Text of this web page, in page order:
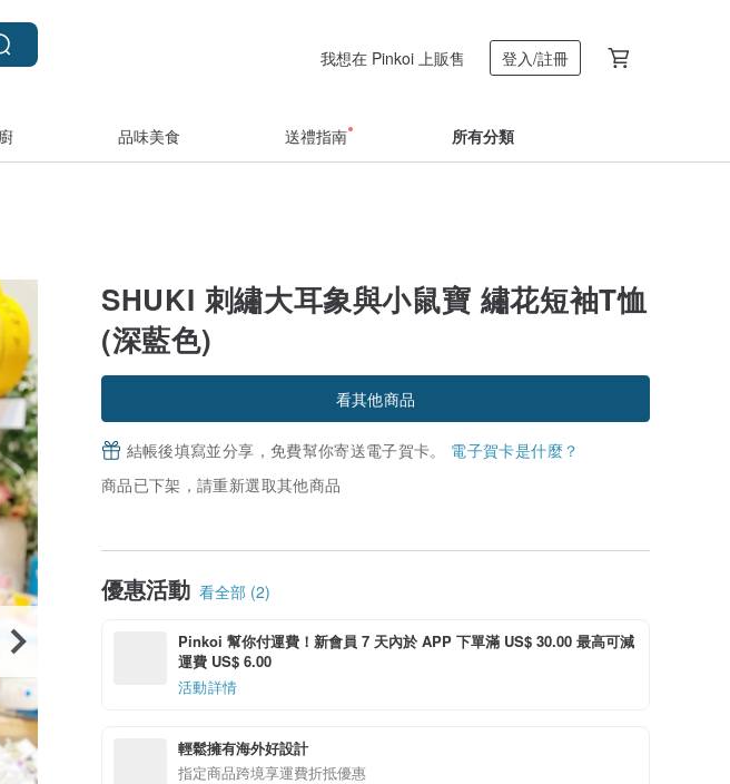
我想在 Pinkoi 上販售 登入/註冊
品味美食 送禮指南 所有分類
SHUKI 刺繡大耳象與小鼠寶 繡花短袖T恤
(深藍色)
看其他商品
結帳後填寫並分享，免費幫你寄送電子賀卡。 電子賀卡是什麼？
商品已下架，請重新選取其他商品
優惠活動 看全部 (2)
Pinkoi 幫你付運費！新會員 7 天內於 APP 下單滿 US$ 30.00 最高可減
運費 US$ 6.00
活動詳情
輕鬆擁有海外好設計
指定商品跨境享運費折抵優惠